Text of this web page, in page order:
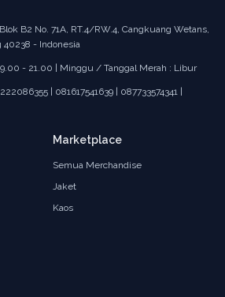
B2 No. 71A, RT.4/RW.4, Cangkuang Wetans,
40238 - Indonesia
- 21.00 | Minggu / Tanggal Merah : Libur
| 081617541639 | 087733574341 |
Marketplace
Semua Merchandise
Jaket
Kaos